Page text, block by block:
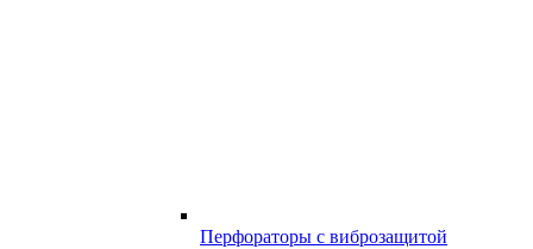
Перфораторы с виброзащитой